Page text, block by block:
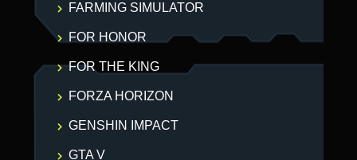
FARMING SIMULATOR
FOR HONOR
FOR THE KING
FORZA HORIZON
GENSHIN IMPACT
GTA V